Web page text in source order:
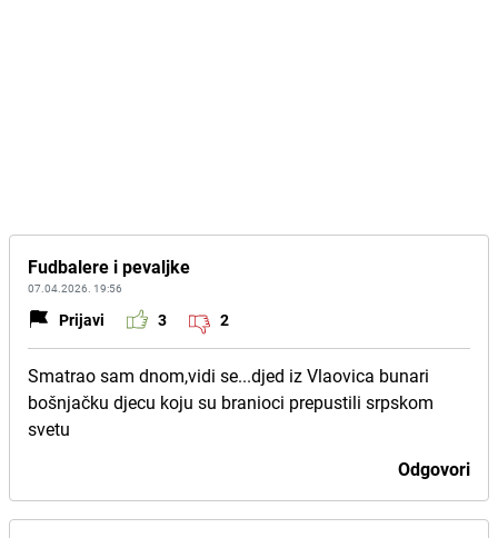
Fudbalere i pevaljke
07.04.2026. 19:56
Prijavi 3 2
Smatrao sam dnom,vidi se...djed iz Vlaovica bunari
bošnjačku djecu koju su branioci prepustili srpskom
svetu
Odgovori